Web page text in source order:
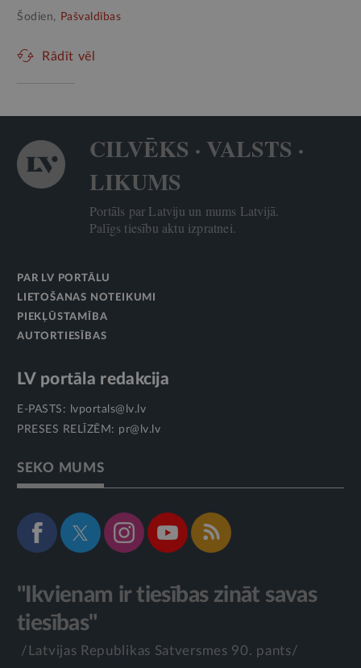
Šodien, Pašvaldības
Rādīt vēl
CILVĒKS · VALSTS ·
LIKUMS
Portāls par Latviju un mums Latvijā.
Palīgs tiesību aktu izpratnei.
PAR LV PORTĀLU
LIETOŠANAS NOTEIKUMI
PIEKĻŪSTAMĪBA
AUTORTIESĪBAS
LV portāla redakcija
E-PASTS:
lvportals@lv.lv
PRESES RELĪZĒM: pr@lv.lv
SEKO MUMS
"Ikvienam ir tiesības zināt savas
tiesības"
/Latvijas Republikas Satversmes 90. pants/